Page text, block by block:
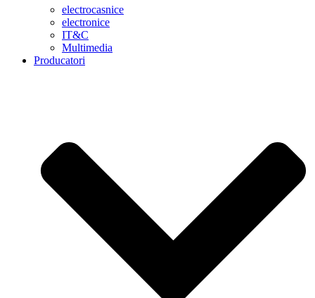
electrocasnice
electronice
IT&C
Multimedia
Producatori